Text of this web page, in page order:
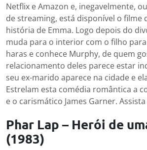
Netflix e Amazon e, inegavelmente,
de streaming, está disponível o filme
história de Emma. Logo depois do
muda para o interior com o filho
haras e conhece Murphy, de quem
relacionamento deles parece estar
seu ex-marido aparece na cidade e
Estrelam esta comédia romântica a
e o carismático James Garner.
Phar Lap – Herói de
(1983)